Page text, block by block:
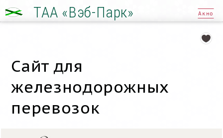
ТАА «Вэб-Парк» Акно
Сайт для
железнодорожных
перевозок